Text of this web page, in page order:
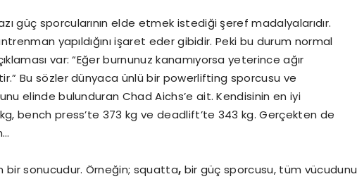
güç sporcularının elde etmek istediği şeref madalyalarıdır.
yapıldığını işaret eder gibidir. Peki bu durum normal
var: “Eğer burnunuz kanamıyorsa yeterince ağır
Bu sözler dünyaca ünlü bir powerlifting sporcusu ve
elinde bulunduran Chad Aichs’e ait. Kendisinin en iyi
bench press’te 373 kg ve deadlift’te 343 kg. Gerçekten de
bir sonucudur. Örneğin; squatta, bir güç sporcusu, tüm vücudunu